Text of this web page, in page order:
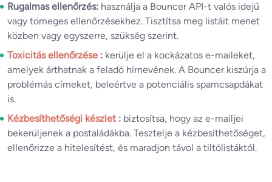
Rugalmas ellenőrzés: használja a Bouncer API-t valós idejű
vagy tömeges ellenőrzésekhez. Tisztítsa meg listáit menet
közben vagy egyszerre, szükség szerint.
Toxicitás ellenőrzése : kerülje el a kockázatos e-maileket,
amelyek árthatnak a feladó hírnevének. A Bouncer kiszúrja a
problémás címeket, beleértve a potenciális spamcsapdákat
is.
Kézbesíthetőségi készlet : biztosítsa, hogy az e-mailjei
bekerüljenek a postaládákba. Tesztelje a kézbesíthetőséget,
ellenőrizze a hitelesítést, és maradjon távol a tiltólistáktól.